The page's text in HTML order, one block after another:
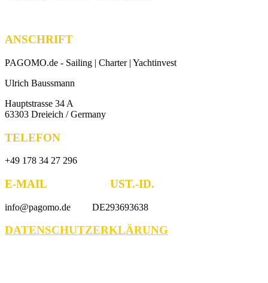
ANSCHRIFT
PAGOMO.de - Sailing | Charter | Yachtinvest
Ulrich Baussmann
Hauptstrasse 34 A
63303 Dreieich / Germany
TELEFON
+49 178 34 27 296
E-MAIL UST.-ID.
info@pagomo.de DE293693638
DATENSCHUTZERKLÄRUNG